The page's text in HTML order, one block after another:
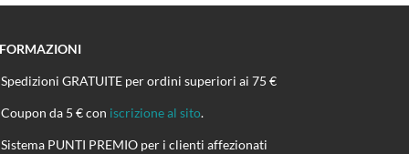
Spedizioni GRATUITE per ordini superiori ai 75 €
Coupon da 5 € con iscrizione al sito.
Sistema PUNTI PREMIO per i clienti affezionati